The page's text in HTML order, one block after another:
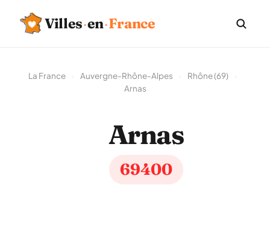
Villes·en·France
La France Auvergne-Rhône-Alpes Rhône (69)
Arnas
Arnas
69400